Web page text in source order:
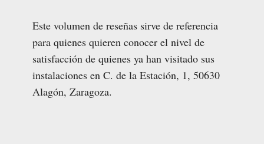
Este volumen de reseñas sirve de referencia
para quienes quieren conocer el nivel de
satisfacción de quienes ya han visitado sus
instalaciones en C. de la Estación, 1, 50630
Alagón, Zaragoza.